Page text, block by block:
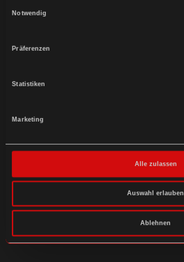
Notwendig
Präferenzen
Statistiken
Marketing
Alle zulassen
Auswahl erlauben
Ablehnen
ACCESSORIES FOR BIKERS
WEATHER PROTECTION